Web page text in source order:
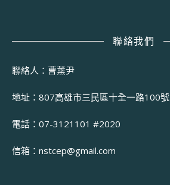
聯絡我們
聯絡人：曹薰尹
地址：807高雄市三民區十全一路100號
電話：07-3121101 #2020
信箱： nstcep@gmail.com